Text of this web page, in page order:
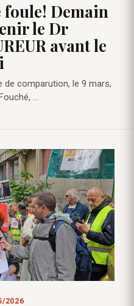
Demain
le Dr
avant le
de comparution, le 9 mars,
...
2026